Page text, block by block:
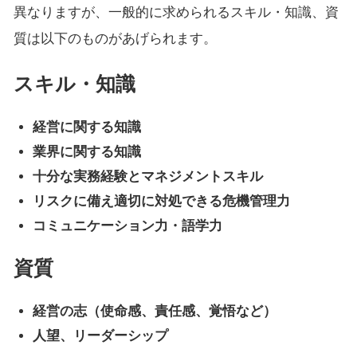
異なりますが、一般的に求められるスキル・知識、資
質は以下のものがあげられます。
スキル・知識
経営に関する知識
業界に関する知識
十分な実務経験とマネジメントスキル
リスクに備え適切に対処できる危機管理力
コミュニケーション力・語学力
資質
経営の志（使命感、責任感、覚悟など）
人望、リーダーシップ